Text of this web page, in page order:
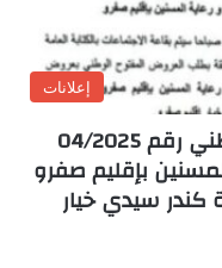
إعلانات
إعلان عن طلب عروض مفتوح وطني رقم 04/2025
بإقليم صفرو
كندر سيدي خيار